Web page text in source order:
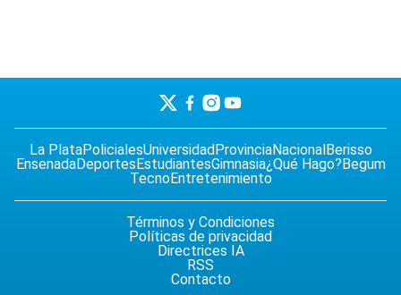
La PlataPolicialesUniversidad ProvinciaNacional Berisso
EnsenadaDeportes EstudiantesGimnasia¿Qué Hago? Begum
TecnoEntretenimiento
Términos y Condiciones
Políticas de privacidad
Directrices IA
RSS
Contacto